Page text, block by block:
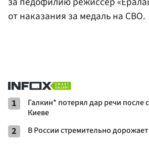
от наказания за медаль на СВО.
1
Галкин* потерял дар речи после
Киеве
2 В России стремительно дорожает